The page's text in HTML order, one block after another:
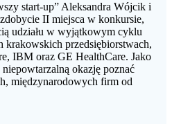
start-up” Aleksandra Wójcik i
II miejsca w konkursie,
udziału w wyjątkowym cyklu
przedsiębiorstwach,
IBM oraz GE HealthCare. Jako
okazję poznać
międzynarodowych firm od